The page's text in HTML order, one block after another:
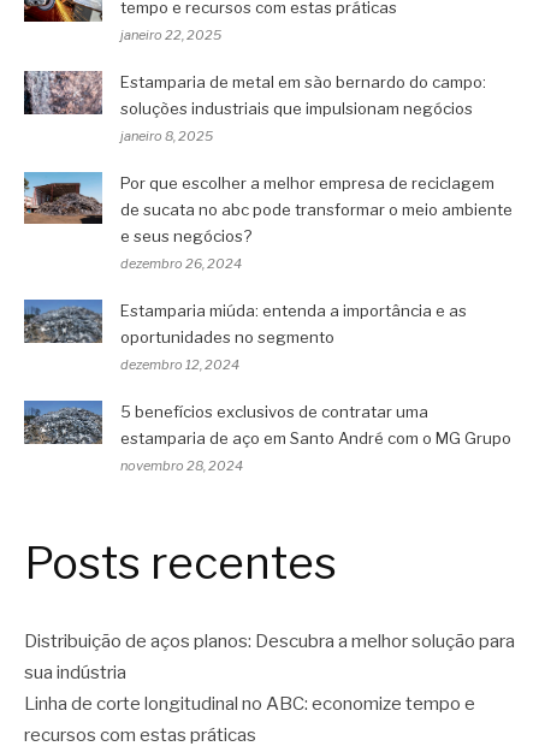
tempo e recursos com estas práticas
janeiro 22, 2025
Estamparia de metal em são bernardo do campo:
soluções industriais que impulsionam negócios
janeiro 8, 2025
Por que escolher a melhor empresa de reciclagem
de sucata no abc pode transformar o meio ambiente
e seus negócios?
dezembro 26, 2024
Estamparia miúda: entenda a importância e as
oportunidades no segmento
dezembro 12, 2024
5 benefícios exclusivos de contratar uma
estamparia de aço em Santo André com o MG Grupo
novembro 28, 2024
Posts recentes
Distribuição de aços planos: Descubra a melhor solução para
sua indústria
Linha de corte longitudinal no ABC: economize tempo e
recursos com estas práticas